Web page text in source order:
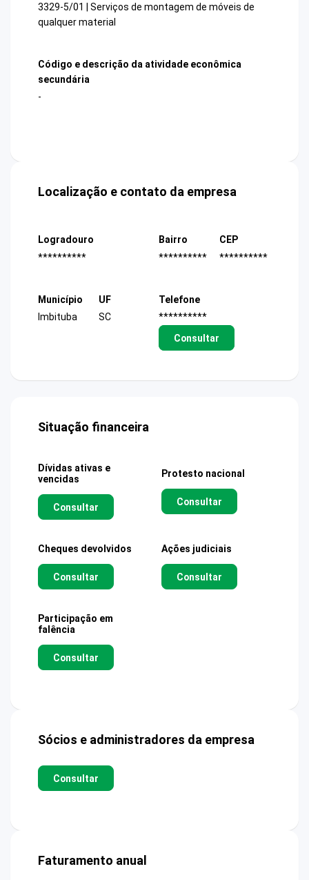
3329-5/01 | Serviços de montagem de móveis de
qualquer material
Código e descrição da atividade econômica
secundária
-
Localização e contato da empresa
Logradouro
**********
Bairro
**********
CEP
**********
Município
Imbituba
UF
SC
Telefone
**********
Consultar
Situação financeira
Dívidas ativas e
vencidas
Consultar
Protesto nacional
Consultar
Cheques devolvidos
Consultar
Ações judiciais
Consultar
Participação em
falência
Consultar
Sócios e administradores da empresa
Consultar
Faturamento anual